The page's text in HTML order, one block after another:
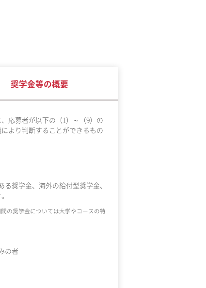
応募者が以下の（1）～（9）の
より判断することができるもの
奨学金、海外の給付型奨学金、
の奨学金については大学やコースの特
の者
奨学金等の概要